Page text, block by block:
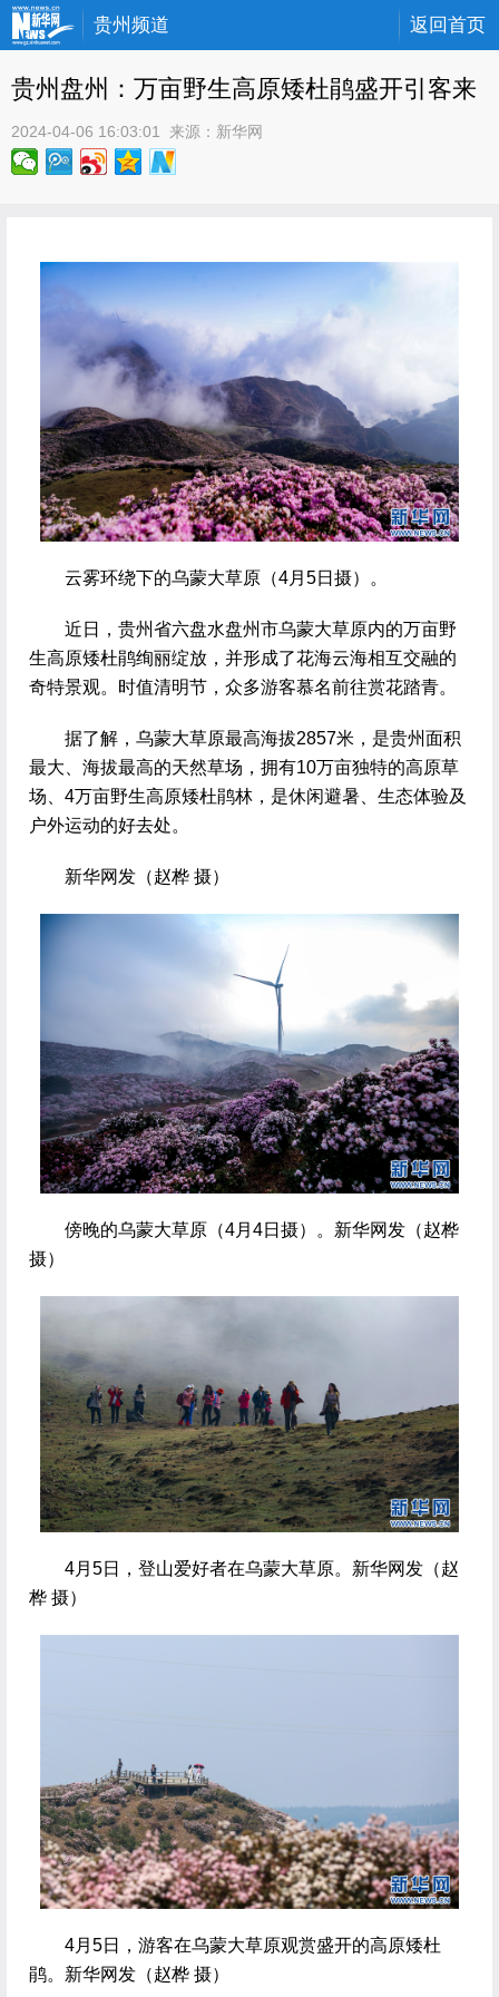
贵州频道 返回首页
贵州盘州：万亩野生高原矮杜鹃盛开引客来
2024-04-06 16:03:01 来源： 新华网
云雾环绕下的乌蒙大草原（4月5日摄）。
近日，贵州省六盘水盘州市乌蒙大草原内的万亩野
生高原矮杜鹃绚丽绽放，并形成了花海云海相互交融的
奇特景观。时值清明节，众多游客慕名前往赏花踏青。
据了解，乌蒙大草原最高海拔2857米，是贵州面积
最大、海拔最高的天然草场，拥有10万亩独特的高原草
场、4万亩野生高原矮杜鹃林，是休闲避暑、生态体验及
户外运动的好去处。
新华网发（赵桦 摄）
傍晚的乌蒙大草原（4月4日摄）。新华网发（赵桦
摄）
4月5日，登山爱好者在乌蒙大草原。新华网发（赵
桦 摄）
4月5日，游客在乌蒙大草原观赏盛开的高原矮杜
鹃。新华网发（赵桦 摄）